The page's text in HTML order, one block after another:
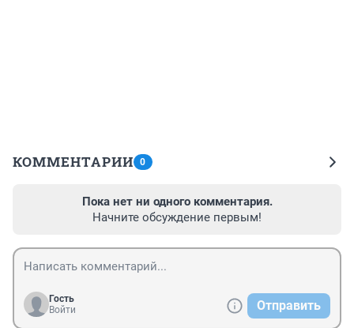
КОММЕНТАРИИ 0
Пока нет ни одного комментария.
Начните обсуждение первым!
Гость
Войти
Отправить